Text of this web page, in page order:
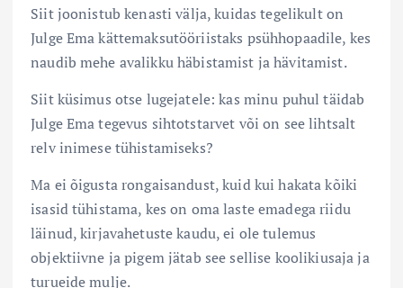
Siit joonistub kenasti välja, kuidas tegelikult on
Julge Ema kättemaksutööriistaks psühhopaadile, kes
naudib mehe avalikku häbistamist ja hävitamist.
Siit küsimus otse lugejatele: kas minu puhul täidab
Julge Ema tegevus sihtotstarvet või on see lihtsalt
relv inimese tühistamiseks?
Ma ei õigusta rongaisandust, kuid kui hakata kõiki
isasid tühistama, kes on oma laste emadega riidu
läinud, kirjavahetuste kaudu, ei ole tulemus
objektiivne ja pigem jätab see sellise koolikiusaja ja
turueide mulje.